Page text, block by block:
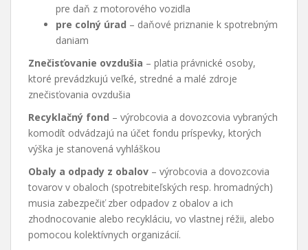
pre daň z motorového vozidla
pre colný úrad – daňové priznanie k spotrebným
daniam
Znečisťovanie ovzdušia – platia právnické osoby,
ktoré prevádzkujú veľké, stredné a malé zdroje
znečisťovania ovzdušia
Recyklačný fond – výrobcovia a dovozcovia vybraných
komodít odvádzajú na účet fondu príspevky, ktorých
výška je stanovená vyhláškou
Obaly a odpady z obalov – výrobcovia a dovozcovia
tovarov v obaloch (spotrebiteľských resp. hromadných)
musia zabezpečiť zber odpadov z obalov a ich
zhodnocovanie alebo recykláciu, vo vlastnej réžii, alebo
pomocou kolektívnych organizácií.